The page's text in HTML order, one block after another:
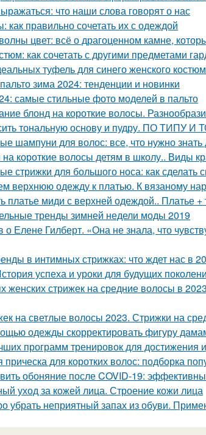
что наши слова говорят о нас
как правильно сочетать их с одеждой
цвет: всё о драгоценном камне,
как сочетать с другими предметами
туфель для синего женского
зима 2024: тенденции и новинки
самые стильные фото моделей в пальто
блонд на короткие волосы.
тональную основу и пудру. ПО ТИПУ И
шампуни для волос: все, что нужно знать
на короткие волосы детям в школу.. Виды
стрижки для большого носа: как сделать
верхнюю одежду к платью. К вязаному
платье миди с верхней одеждой.. Платье
тренды зимней недели моды 2019
о Елене Гилберт. «Она не знала, что
в интимных стрижках: что ждет нас в
успеха и уроки для будущих
женских стрижек на средние волосы в
на светлые волосы 2023. Стрижки на
одежды скорректировать фигуру
программ тренировок для
для коротких волос: подборка
обоняние после COVID-19:
уход за кожей лица. Строение кожи лица
убрать неприятный запах из обуви.